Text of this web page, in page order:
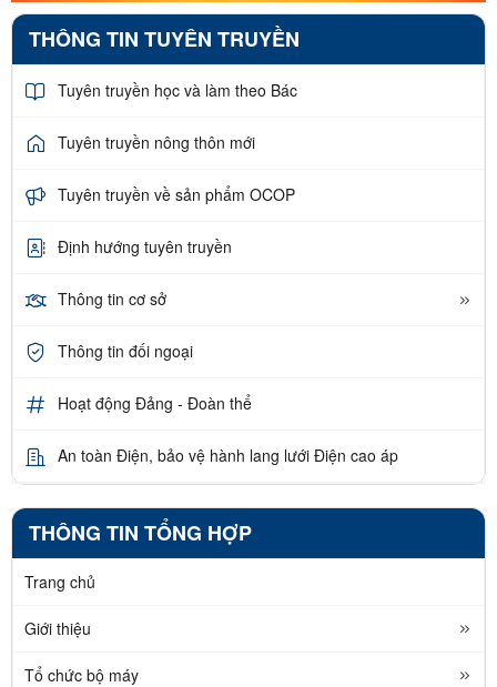
THÔNG TIN TUYÊN TRUYỀN
Tuyên truyền học và làm theo Bác
Tuyên truyền nông thôn mới
Tuyên truyền về sản phẩm OCOP
Định hướng tuyên truyền
Thông tin cơ sở
Thông tin đối ngoại
Hoạt động Đảng - Đoàn thể
An toàn Điện, bảo vệ hành lang lưới Điện cao áp
THÔNG TIN TỔNG HỢP
Trang chủ
Giới thiệu
Tổ chức bộ máy